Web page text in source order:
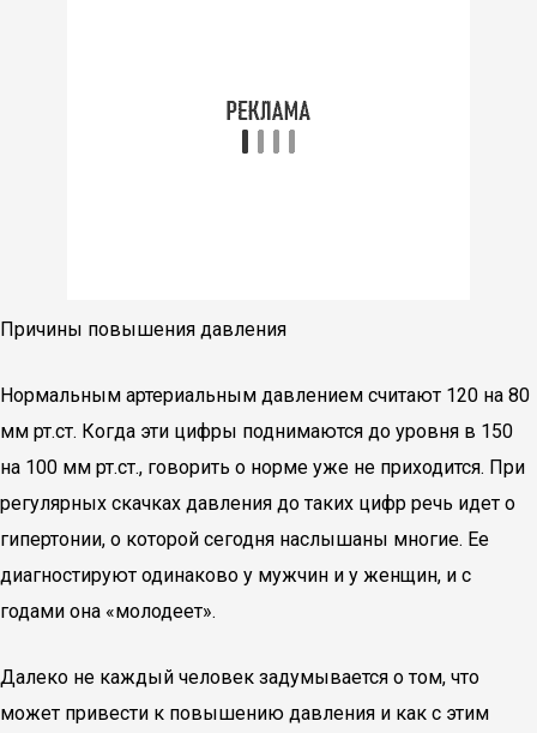
Причины повышения давления
Нормальным артериальным давлением считают 120 на 80
мм рт.ст. Когда эти цифры поднимаются до уровня в 150
на 100 мм рт.ст., говорить о норме уже не приходится. При
регулярных скачках давления до таких цифр речь идет о
гипертонии, о которой сегодня наслышаны многие. Ее
диагностируют одинаково у мужчин и у женщин, и с
годами она «молодеет».
Далеко не каждый человек задумывается о том, что
может привести к повышению давления и как с этим